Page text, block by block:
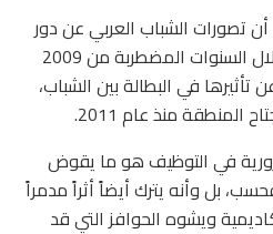
تصورات الشباب العربي عن دور
الواسطة لم تشهد أي تغيير خلال السنوات المضطربة من 2009
عن تأثيرها في البطالة بين الشباب،
المنطقة منذ عام 2011.
في التوظيف هو ما يقوض
بل وأنه يترك أيضاً أثراً مدمراً
ويشوه الحوافز التي قد